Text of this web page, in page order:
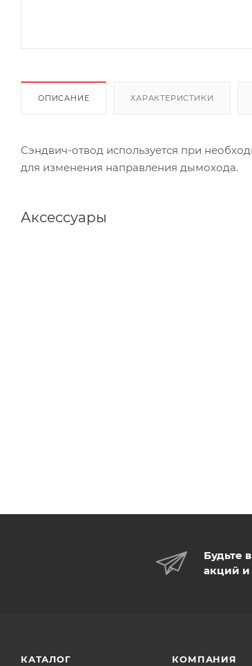
ОПИСАНИЕ ХАРАКТЕРИСТИКИ
Сэндвич-отвод используется при
для изменения направления дымохода.
Аксессуары
Будьте
акций и
КАТАЛОГ КОМПАНИЯ